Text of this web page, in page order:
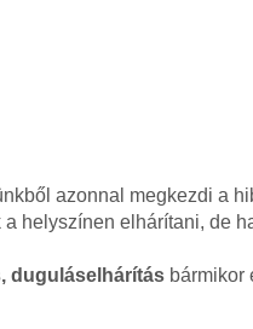
azonnal megkezdi a
helyszínen elhárítani, de
duguláselhárítás bármikor